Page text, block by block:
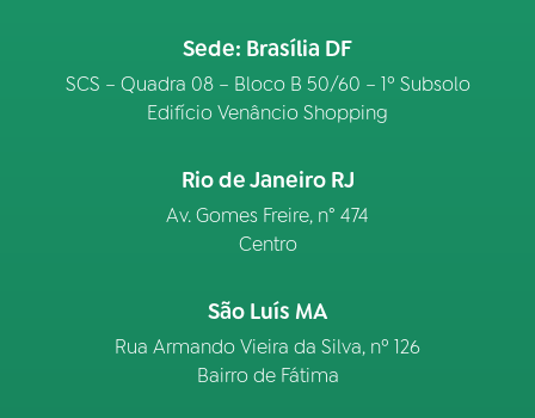
Sede: Brasília DF
SCS – Quadra 08 – Bloco B 50/60 – 1º Subsolo
Edifício Venâncio Shopping
Rio de Janeiro RJ
Av. Gomes Freire, n° 474
Centro
São Luís MA
Rua Armando Vieira da Silva, nº 126
Bairro de Fátima